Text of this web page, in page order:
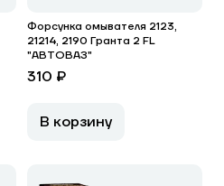
Форсунка омывателя 2123,
21214, 2190 Гранта 2 FL
"АВТОВАЗ"
310 ₽
В корзину